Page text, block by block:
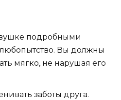
подробными
Вы должны
мягко, не нарушая его
заботы друга.